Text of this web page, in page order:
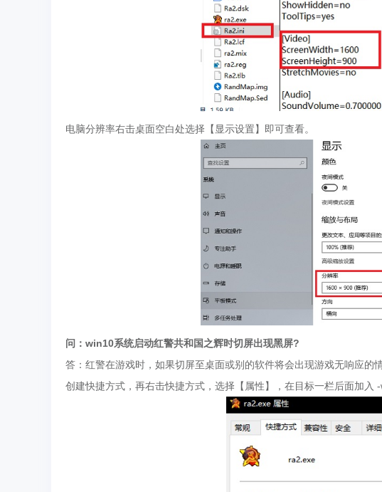
电脑分辨率右击桌面空白处选择【显示设置】即可查看。
问：win10系统启动红警共和国之辉时切屏出现黑屏?
答：红警在游戏时，如果切屏至桌面或别的软件将会出现游戏无响应
创建快捷方式，再右击快捷方式，选择【属性】，在目标一栏后面加入 -